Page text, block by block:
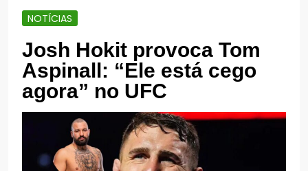
NOTÍCIAS
Josh Hokit provoca Tom
Aspinall: “Ele está cego
agora” no UFC